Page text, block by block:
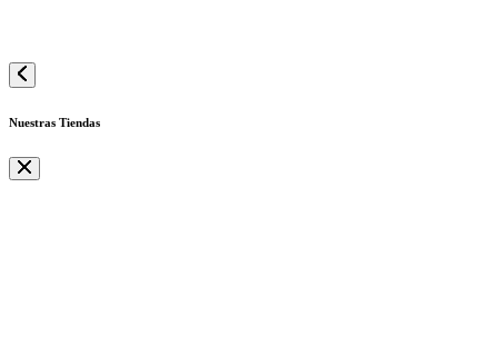
Nuestras Tiendas